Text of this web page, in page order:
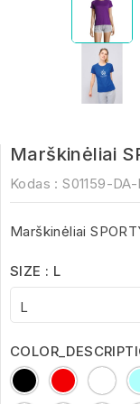
Marškinėliai
Kodas : S01159-DA-
Marškinėliai
SIZE : L
BlackRed